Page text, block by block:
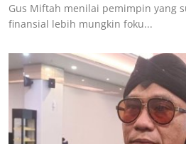
Gus Miftah menilai pemimpin yang
finansial lebih mungkin foku...